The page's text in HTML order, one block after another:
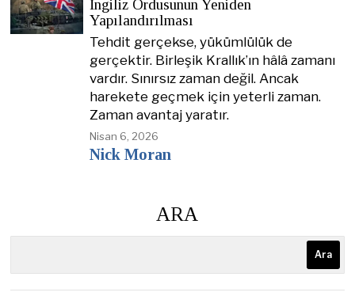
İngiliz Ordusunun Yeniden
Yapılandırılması
Tehdit gerçekse, yükümlülük de
gerçektir. Birleşik Krallık’ın hâlâ zamanı
vardır. Sınırsız zaman değil. Ancak
harekete geçmek için yeterli zaman.
Zaman avantaj yaratır.
Nisan 6, 2026
Nick Moran
ARA
Ara